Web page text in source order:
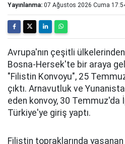
Yayınlanma: 07 Ağustos 2026 Cuma
Avrupa'nın çeşitli ülkelerinden
Bosna-Hersek'te bir araya
"Filistin Konvoyu", 25
çıktı. Arnavutluk ve
eden konvoy, 30 Temmuz'da
Türkiye'ye giriş yaptı.
Filistin topraklarında